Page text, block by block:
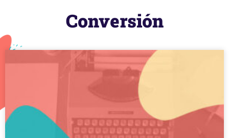
Conversión